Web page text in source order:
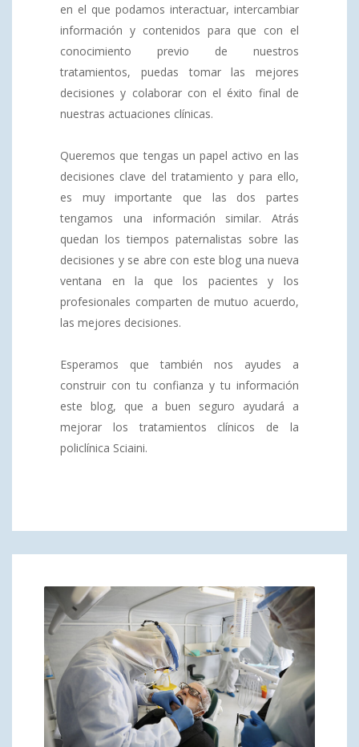
en el que podamos interactuar, intercambiar
información y contenidos para que con el
conocimiento previo de nuestros
tratamientos, puedas tomar las mejores
decisiones y colaborar con el éxito final de
nuestras actuaciones clínicas.
Queremos que tengas un papel activo en las
decisiones clave del tratamiento y para ello,
es muy importante que las dos partes
tengamos una información similar. Atrás
quedan los tiempos paternalistas sobre las
decisiones y se abre con este blog una nueva
ventana en la que los pacientes y los
profesionales comparten de mutuo acuerdo,
las mejores decisiones.
Esperamos que también nos ayudes a
construir con tu confianza y tu información
este blog, que a buen seguro ayudará a
mejorar los tratamientos clínicos de la
policlínica Sciaini.